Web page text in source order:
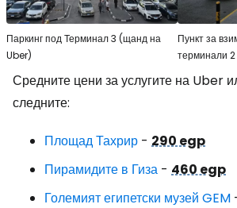
Паркинг под Терминал 3 (щанд на
Uber)
Пункт за
терминали 2
Средните цени за услугите на Uber
следните:
Площад Тахрир - 290 egp
Пирамидите в Гиза - 460 egp
Големият египетски музей GEM